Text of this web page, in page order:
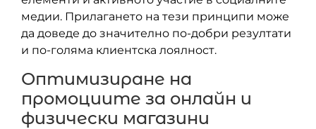
медии. Прилагането на тези принципи може
да доведе до значително по-добри резултати
и по-голяма клиентска лоялност.
Оптимизиране на
промоциите за онлайн и
физически магазини